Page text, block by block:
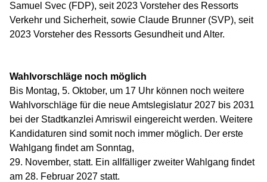
Samuel Svec (FDP), seit 2023 Vorsteher des Ressorts
Verkehr und Sicherheit, sowie Claude Brunner (SVP), seit
2023 Vorsteher des Ressorts Gesundheit und Alter.
Wahlvorschläge noch möglich
Bis Montag, 5. Oktober, um 17 Uhr können noch weitere
Wahlvorschläge für die neue Amtslegislatur 2027 bis 2031
bei der Stadtkanzlei Amriswil eingereicht werden. Weitere
Kandidaturen sind somit noch immer möglich. Der erste
Wahlgang findet am Sonntag,
29. November, statt. Ein allfälliger zweiter Wahlgang findet
am 28. Februar 2027 statt.